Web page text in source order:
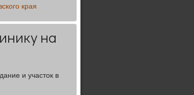
края
на
и участок в